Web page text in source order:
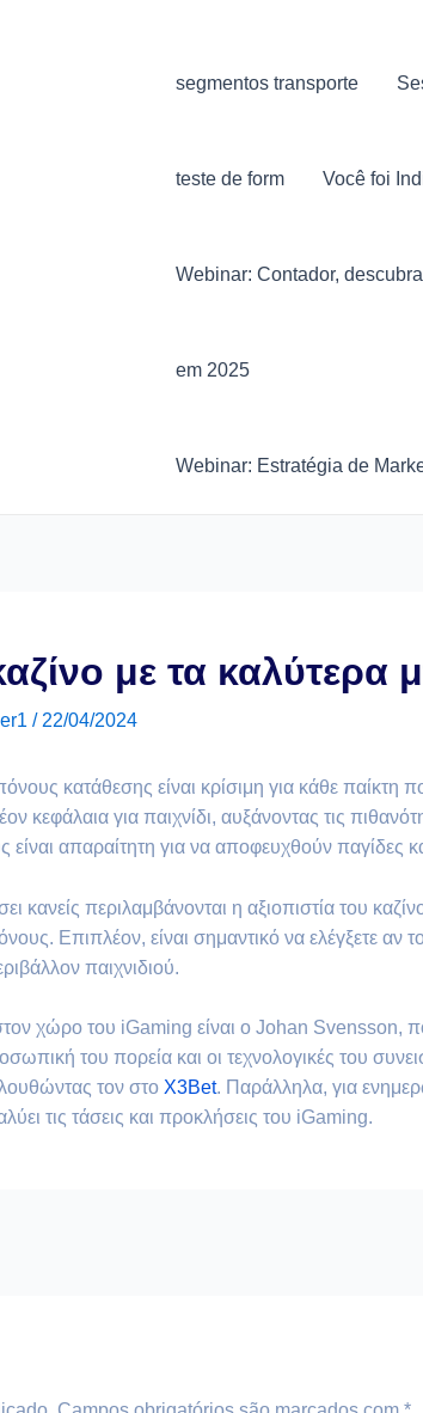
segmentos transporte
teste de form Você foi
Webinar: Contador,
em 2025
Webinar: Estratégia de
με τα καλύτερα
/ 22/04/2024
κατάθεσης είναι κρίσιμη για κάθε παίκτη
κεφάλαια για παιχνίδι, αυξάνοντας τις
απαραίτητη για να αποφευχθούν παγίδες
κανείς περιλαμβάνονται η αξιοπιστία του
Επιπλέον, είναι σημαντικό να ελέγξετε αν
παιχνιδιού.
χώρο του iGaming είναι ο Johan Svensson, που
του πορεία και οι τεχνολογικές του
τον στο X3Bet. Παράλληλα, για
τις τάσεις και προκλήσεις του iGaming.